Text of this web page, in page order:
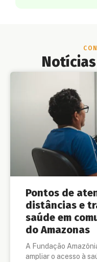
Pontos de
distâncias e
saúde em
do Amazonas
A Fundação
ampliar o acesso à